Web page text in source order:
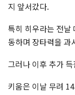
지 앞서갔다.
특히 히우라는 전날
동하며 장타력을 과
그러나 이후 추가
키움은 이날 무려